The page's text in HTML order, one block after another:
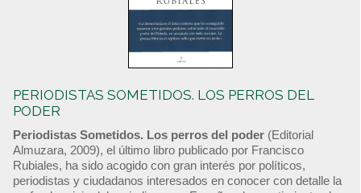
PERIODISTAS SOMETIDOS. LOS PERROS DEL
PODER
Periodistas Sometidos. Los perros del poder (Editorial
Almuzara, 2009), el último libro publicado por Francisco
Rubiales, ha sido acogido con gran interés por políticos,
periodistas y ciudadanos interesados en conocer con detalle la